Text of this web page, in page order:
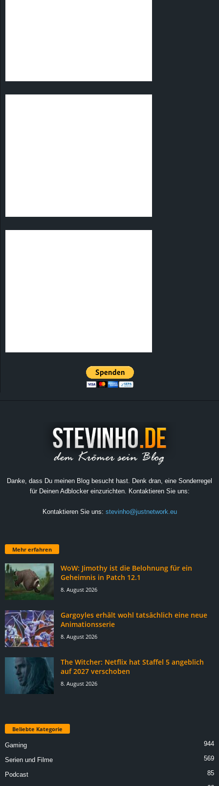
Danke, dass Du meinen Blog besucht hast. Denk dran, eine Sonderregel
für Deinen Adblocker einzurichten. Kontaktieren Sie uns:
Kontaktieren Sie uns: stevinho@justnetwork.eu
Mehr erfahren
WoW: Jimothy ist die Belohnung für ein
Geheimnis in Patch 12.1
8. August 2026
Gargoyles erhält wohl tatsächlich eine neue
Animationsserie
8. August 2026
The Witcher: Netflix hat Staffel 5 angeblich
auf 2027 verschoben
8. August 2026
Beliebte Kategorie
Gaming 944
Serien und Filme 569
Podcast 85